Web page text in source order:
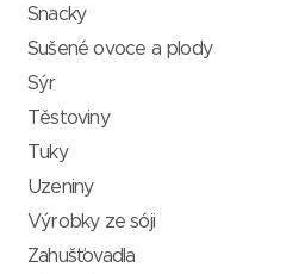
Snacky
Sušené ovoce a plody
Sýr
Těstoviny
Tuky
Uzeniny
Výrobky ze sóji
Zahušťovadla